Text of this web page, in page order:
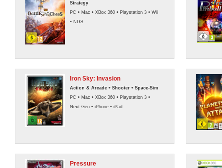
Strategy
PC • Mac • XBox 360 • Playstation 3 • Wii
• NDS
Iron Sky: Invasion
Action & Arcade • Shooter • Space-Sim
PC • Mac • XBox 360 • Playstation 3 •
Next-Gen • iPhone • iPad
Pressure